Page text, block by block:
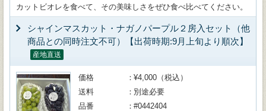
カットビオレを食べて、その美味しさをぜひ食べ比べてください。
シャインマスカット・ナガノパープル２房入セット（他
商品との同時注文不可）【出荷時期:9月上旬より順次】
産地直送
価格
¥4,000（税込）
送料
別途必要
品番
#0442404